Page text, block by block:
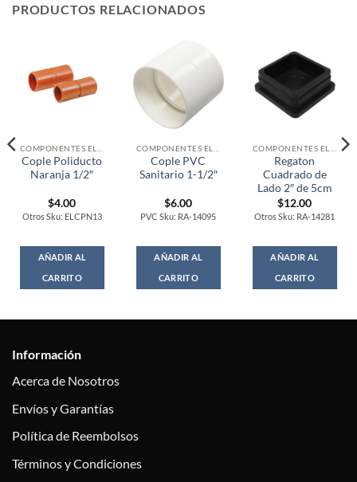
PRODUCTOS RELACIONADOS
Cople Poliducto
Naranja 1/2″
$4.00
Otros Sku: ELCPN13
AÑADIR AL
CARRITO
Cople PVC
Sanitario 1-1/2″
$6.00
PVC Sku: RA-14095
AÑADIR AL
CARRITO
Regaton
Cuadrado de
Lado 2″ de 5cm
$12.00
Otros Sku: RA-14281
AÑADIR AL
CARRITO
Información
Acerca de Nosotros
Envíos y Garantías
Política de Reembolsos
Términos y Condiciones